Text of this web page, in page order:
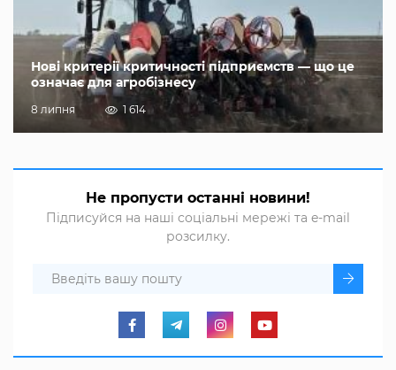
Нові критерії критичності підприємств — що це
означає для агробізнесу
8 липня 1 614
Не пропусти останні новини!
Підписуйся на наші соціальні мережі та e-mail
розсилку.